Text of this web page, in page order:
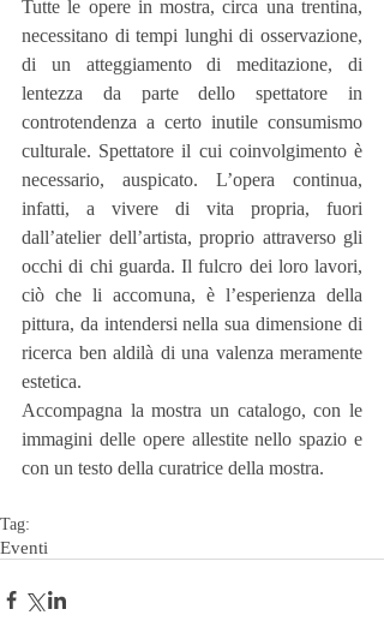
Tutte le opere in mostra, circa una trentina,
necessitano di tempi lunghi di osservazione,
di un atteggiamento di meditazione, di
lentezza da parte dello spettatore in
controtendenza a certo inutile consumismo
culturale. Spettatore il cui coinvolgimento è
necessario, auspicato. L’opera continua,
infatti, a vivere di vita propria, fuori
dall’atelier dell’artista, proprio attraverso gli
occhi di chi guarda. Il fulcro dei loro lavori,
ciò che li accomuna, è l’esperienza della
pittura, da intendersi nella sua dimensione di
ricerca ben aldilà di una valenza meramente
estetica.
Accompagna la mostra un catalogo, con le
immagini delle opere allestite nello spazio e
con un testo della curatrice della mostra.
Tag:
Eventi